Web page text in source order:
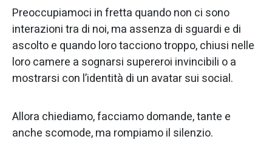
Preoccupiamoci in fretta quando non ci sono
interazioni tra di noi, ma assenza di sguardi e di
ascolto e quando loro tacciono troppo, chiusi nelle
loro camere a sognarsi supereroi invincibili o a
mostrarsi con l’identità di un avatar sui social.
Allora chiediamo, facciamo domande, tante e
anche scomode, ma rompiamo il silenzio.